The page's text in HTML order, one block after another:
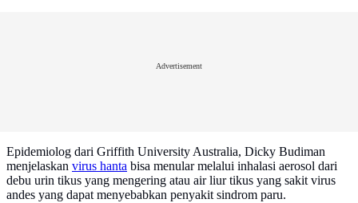
Advertisement
Epidemiolog dari Griffith University Australia, Dicky Budiman
menjelaskan virus hanta bisa menular melalui inhalasi aerosol dari
debu urin tikus yang mengering atau air liur tikus yang sakit virus
andes yang dapat menyebabkan penyakit sindrom paru.